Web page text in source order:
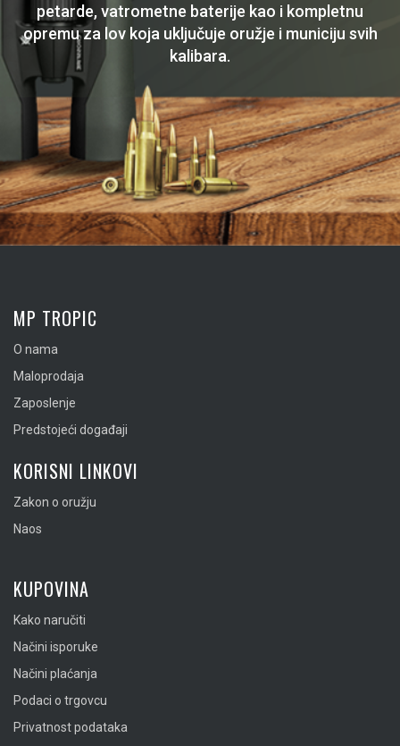
petarde, vatrometne baterije kao i kompletnu
opremu za lov koja uključuje oružje i municiju svih
kalibara.
MP TROPIC
O nama
Maloprodaja
Zaposlenje
Predstojeći događaji
KORISNI LINKOVI
Zakon o oružju
Naos
KUPOVINA
Kako naručiti
Načini isporuke
Načini plaćanja
Podaci o trgovcu
Privatnost podataka